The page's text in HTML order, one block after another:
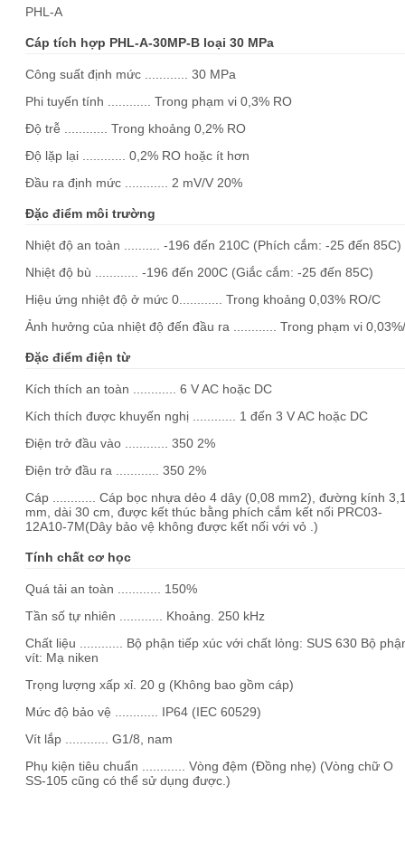
PHL-A
Cáp tích hợp PHL-A-30MP-B loại 30 MPa
Công suất định mức ............ 30 MPa
Phi tuyến tính ............ Trong phạm vi 0,3% RO
Độ trễ ............ Trong khoảng 0,2% RO
Độ lặp lại ............ 0,2% RO hoặc ít hơn
Đầu ra định mức ............ 2 mV/V 20%
Đặc điểm môi trường
Nhiệt độ an toàn .......... -196 đến 210C (Phích cắm: -25 đến 85C)
Nhiệt độ bù ............ -196 đến 200C (Giắc cắm: -25 đến 85C)
Hiệu ứng nhiệt độ ở mức 0............ Trong khoảng 0,03% RO/C
Ảnh hưởng của nhiệt độ đến đầu ra ............ Trong phạm vi
Đặc điểm điện từ
Kích thích an toàn ............ 6 V AC hoặc DC
Kích thích được khuyến nghị ............ 1 đến 3 V AC hoặc DC
Điện trở đầu vào ............ 350 2%
Điện trở đầu ra ............ 350 2%
Cáp ............ Cáp bọc nhựa dẻo 4 dây (0,08 mm2), đường kính
mm, dài 30 cm, được kết thúc bằng phích cắm kết nối PRC03-
12A10-7M(Dây bảo vệ không được kết nối với vỏ .)
Tính chất cơ học
Quá tải an toàn ............ 150%
Tần số tự nhiên ............ Khoảng. 250 kHz
Chất liệu ............ Bộ phận tiếp xúc với chất lỏng: SUS 630 Bộ
vít: Mạ niken
Trọng lượng xấp xỉ. 20 g (Không bao gồm cáp)
Mức độ bảo vệ ............ IP64 (IEC 60529)
Vít lắp ............ G1/8, nam
Phụ kiện tiêu chuẩn ............ Vòng đệm (Đồng nhẹ) (Vòng chữ O
SS-105 cũng có thể sử dụng được.)